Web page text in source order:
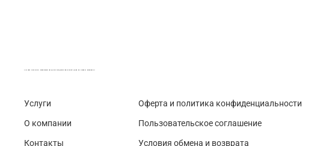
Услуги
О компании
Контакты
Оферта и политика конфиденциальности
Пользовательское соглашение
Условия обмена и возврата